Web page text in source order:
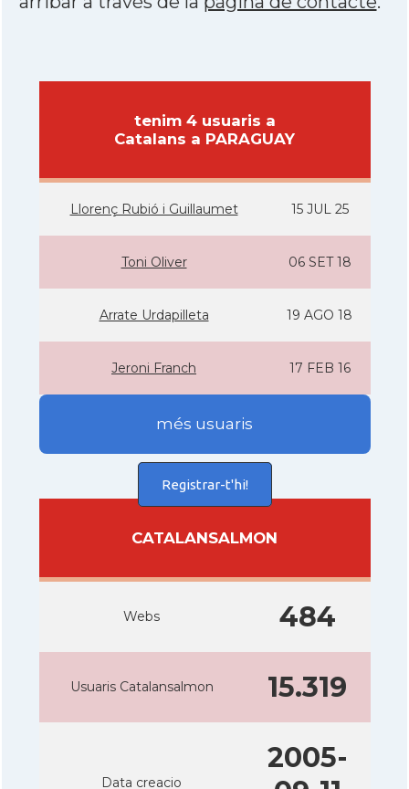
tenim 4 usuaris a
Catalans a PARAGUAY
Llorenç Rubió i Guillaumet 15 JUL 25
Toni Oliver 06 SET 18
Arrate Urdapilleta 19 AGO 18
Jeroni Franch 17 FEB 16
més usuaris
Registrar-t'hi!
CATALANSALMON
Webs 484
Usuaris Catalansalmon 15.319
Data creacio
2005-